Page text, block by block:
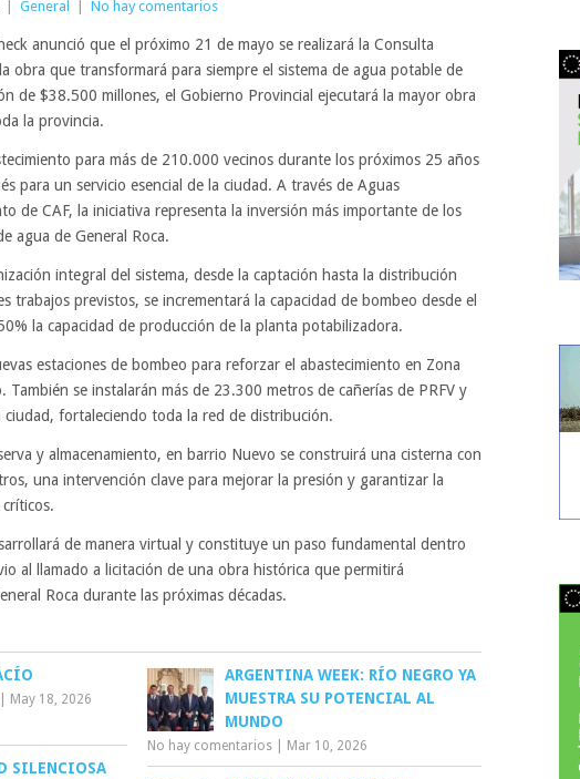
General No hay comentarios
anunció que el próximo 21 de mayo se realizará la Consulta
obra que transformará para siempre el sistema de agua potable de
de $38.500 millones, el Gobierno Provincial ejecutará la mayor obra
la provincia.
para más de 210.000 vecinos durante los próximos 25 años
para un servicio esencial de la ciudad. A través de Aguas
de CAF, la iniciativa representa la inversión más importante de los
agua de General Roca.
integral del sistema, desde la captación hasta la distribución
trabajos previstos, se incrementará la capacidad de bombeo desde el
la capacidad de producción de la planta potabilizadora.
estaciones de bombeo para reforzar el abastecimiento en Zona
También se instalarán más de 23.300 metros de cañerías de PRFV y
ciudad, fortaleciendo toda la red de distribución.
y almacenamiento, en barrio Nuevo se construirá una cisterna con
una intervención clave para mejorar la presión y garantizar la
de manera virtual y constituye un paso fundamental dentro
al llamado a licitación de una obra histórica que permitirá
Roca durante las próximas décadas.
May 18, 2026
ARGENTINA WEEK: RÍO NEGRO YA
MUESTRA SU POTENCIAL AL
MUNDO
No hay comentarios Mar 10, 2026
SILENCIOSA